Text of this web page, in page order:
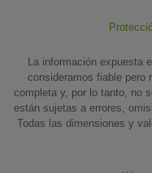
La información expuesta
consideramos fiable pero
completa y, por lo tanto, no
están sujetas a errores,
Todas las dimensiones y